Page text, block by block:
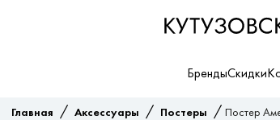
БрендыСкидки
Главная / Аксессуары / Постеры / Постер